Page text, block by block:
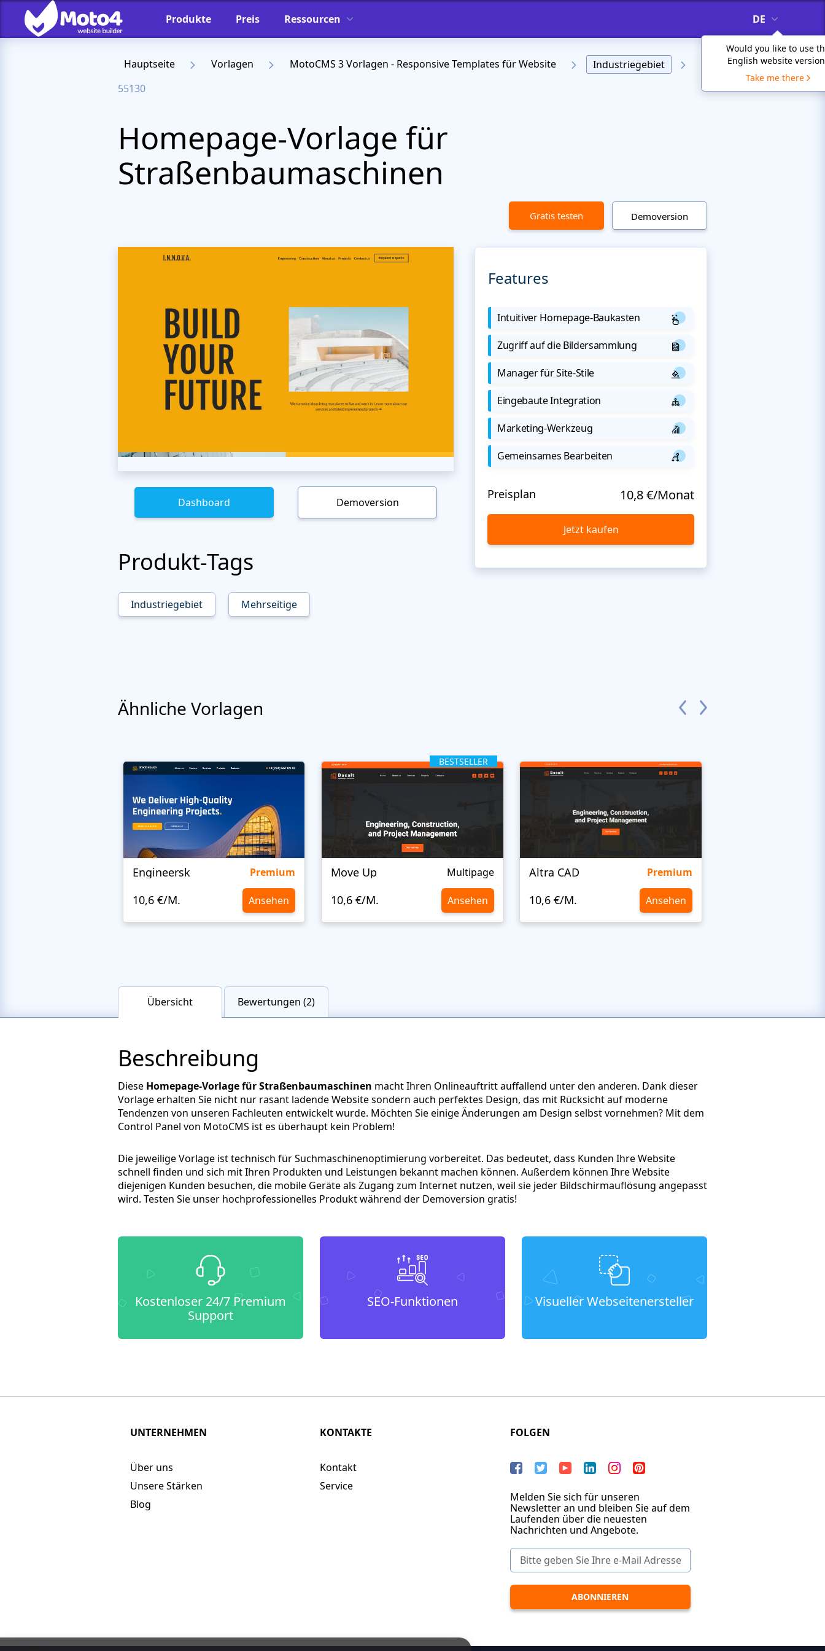
Produkte Preis Ressourcen DE
Would you like to use
English website
Take me there
Hauptseite Vorlagen MotoCMS 3 Vorlagen - Responsive Templates für Website
Industriegebiet
55130
Homepage-Vorlage für
Straßenbaumaschinen
Gratis testen Demoversion
Dashboard Demoversion
Produkt-Tags
Industriegebiet Mehrseitige
Features
Intuitiver Homepage-Baukasten
Zugriff auf die Bildersammlung
Manager für Site-Stile
Eingebaute Integration
Marketing-Werkzeug
Gemeinsames Bearbeiten
Preisplan 10,8 €/Monat
Jetzt kaufen
Ähnliche Vorlagen
Engineersk Premium
10,6 €/M. Ansehen
BESTSELLER
Move Up Multipage
10,6 €/M. Ansehen
Altra CAD Premium
10,6 €/M. Ansehen
Übersicht Bewertungen (2)
Beschreibung
Diese Homepage-Vorlage für Straßenbaumaschinen macht Ihren Onlineauftritt auffallend unter den anderen. Dank dieser
Vorlage erhalten Sie nicht nur rasant ladende Website sondern auch perfektes Design, das mit Rücksicht auf moderne
Tendenzen von unseren Fachleuten entwickelt wurde. Möchten Sie einige Änderungen am Design selbst vornehmen? Mit dem
Control Panel von MotoCMS ist es überhaupt kein Problem!
Die jeweilige Vorlage ist technisch für Suchmaschinenoptimierung vorbereitet. Das bedeutet, dass Kunden Ihre Website
schnell finden und sich mit Ihren Produkten und Leistungen bekannt machen können. Außerdem können Ihre Website
diejenigen Kunden besuchen, die mobile Geräte als Zugang zum Internet nutzen, weil sie jeder Bildschirmauflösung angepasst
wird. Testen Sie unser hochprofessionelles Produkt während der Demoversion gratis!
Kostenloser 24/7 Premium
Support
SEO-Funktionen Visueller Webseitenersteller
UNTERNEHMEN
Über uns
Unsere Stärken
Blog
KONTAKTE
Kontakt
Service
FOLGEN
Melden Sie sich für unseren
Newsletter an und bleiben Sie auf dem
Laufenden über die neuesten
Nachrichten und Angebote.